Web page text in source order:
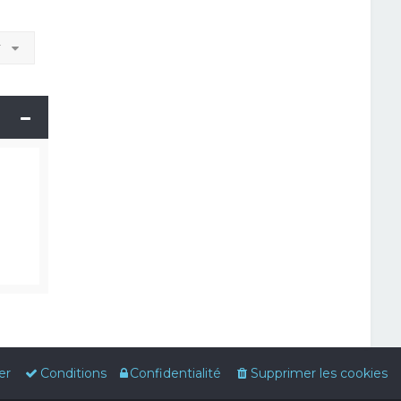
Supprimer les cookies
Confidentialité
Conditions